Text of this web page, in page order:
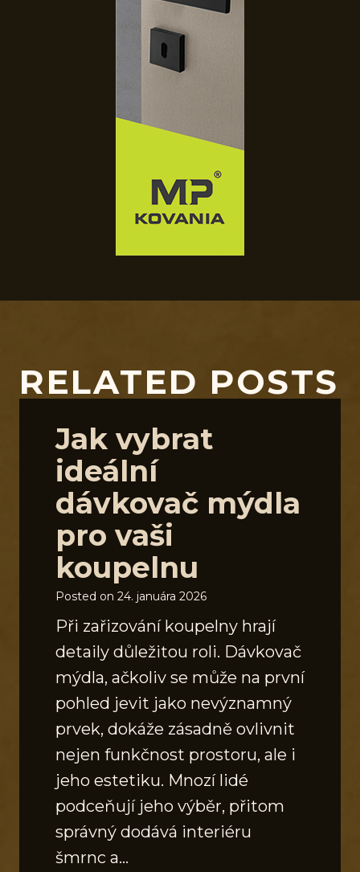
RELATED POSTS
Jak vybrat
ideální
dávkovač mýdla
pro vaši
koupelnu
Posted on 24. januára 2026
Při zařizování koupelny hrají
detaily důležitou roli. Dávkovač
mýdla, ačkoliv se může na první
pohled jevit jako nevýznamný
prvek, dokáže zásadně ovlivnit
nejen funkčnost prostoru, ale i
jeho estetiku. Mnozí lidé
podceňují jeho výběr, přitom
správný dodává interiéru
šmrnc a…